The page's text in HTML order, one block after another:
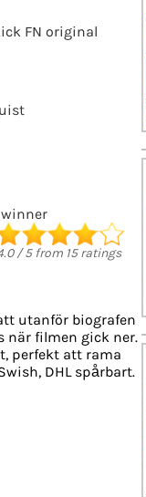
FN original
/5from 15ratings
utanför biografen
när filmen gick ner.
perfekt att rama
DHL spårbart.